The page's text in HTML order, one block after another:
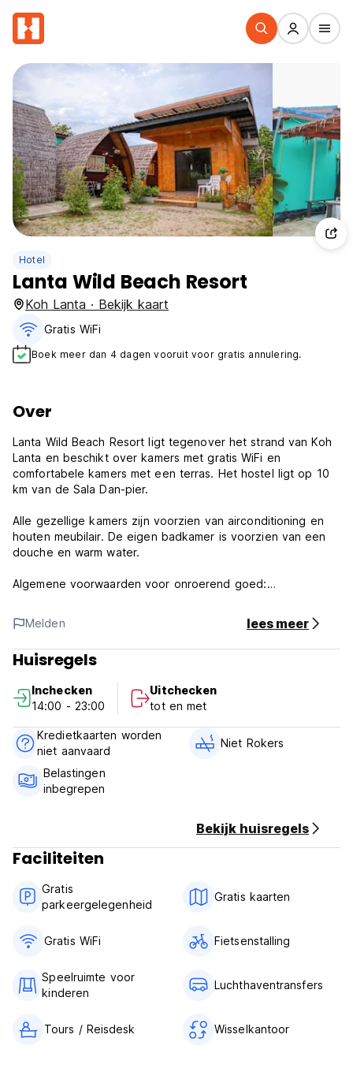
Hotel
Lanta Wild Beach Resort
Koh Lanta · Bekijk kaart
Gratis WiFi
Boek meer dan 4 dagen vooruit voor gratis annulering.
Over
Lanta Wild Beach Resort ligt tegenover het strand van Koh
Lanta en beschikt over kamers met gratis WiFi en
comfortabele kamers met een terras. Het hostel ligt op 10
km van de Sala Dan-pier.
Alle gezellige kamers zijn voorzien van airconditioning en
houten meubilair. De eigen badkamer is voorzien van een
douche en warm water.
Algemene voorwaarden voor onroerend goed:
1) Inchecken vanaf 14:00 uur
2) Uitchecken vóór 12.00 uur
3) Openingstijden van de receptie: 8:00 - 22:00 uur
Laat het ons weten als u na 22:00 uur in het hostel
4) Betaling bij aankomst: uitsluitend contant.
5) Annulering of wijziging dient 3 dagen voor aankomst te
geschieden.
6) Ontbijt is niet inbegrepen.
7) NIET roken in de kamer, maar er is wel een rookruimte.
8) Wij accepteren alleen gasten van 18 jaar of ouder.
(Auto-translated from original language)
Melden lees meer
Huisregels
Inchecken
14:00 - 23:00
Uitchecken
tot en met
Kredietkaarten worden
niet aanvaard
Niet Rokers
Belastingen
inbegrepen
Bekijk huisregels
Faciliteiten
Gratis
parkeergelegenheid
Gratis kaarten
Gratis WiFi Fietsenstalling
Speelruimte voor
kinderen
Luchthaventransfers
Tours / Reisdesk Wisselkantoor